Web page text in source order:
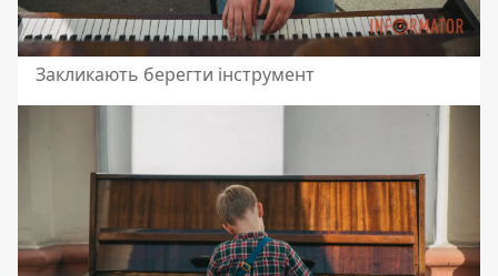
Закликають берегти інструмент